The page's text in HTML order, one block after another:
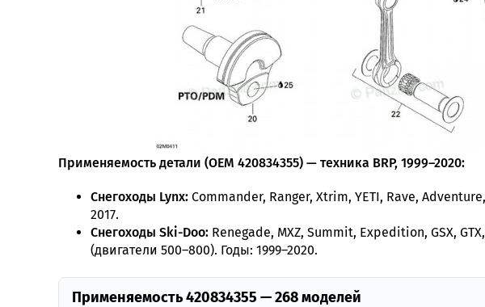
Применяемость детали (OEM 420834355) — техника BRP, 1999–2020:
Снегоходы Lynx: Commander, Ranger, Xtrim, YETI, Rave,
2017.
Снегоходы Ski-Doo: Renegade, MXZ, Summit, Expedition, GSX,
(двигатели 500–800). Годы: 1999–2020.
Применяемость 420834355 — 268 моделей